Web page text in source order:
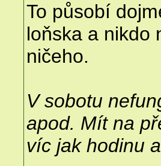
To působí
loňska a nikdo
ničeho.
V sobotu
apod. Mít na
víc jak hodinu